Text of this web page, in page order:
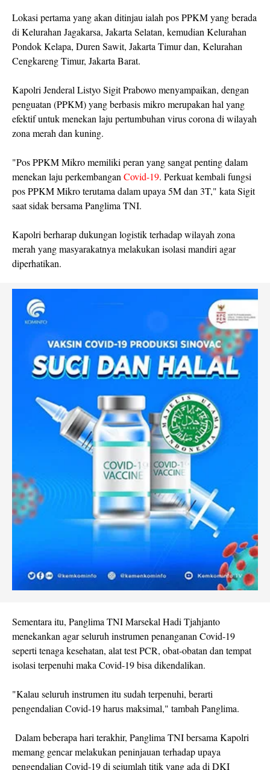
Lokasi pertama yang akan ditinjau ialah pos PPKM yang berada
di Kelurahan Jagakarsa, Jakarta Selatan, kemudian Kelurahan
Pondok Kelapa, Duren Sawit, Jakarta Timur dan, Kelurahan
Cengkareng Timur, Jakarta Barat.
Kapolri Jenderal Listyo Sigit Prabowo menyampaikan, dengan
penguatan (PPKM) yang berbasis mikro merupakan hal yang
efektif untuk menekan laju pertumbuhan virus corona di wilayah
zona merah dan kuning.
"Pos PPKM Mikro memiliki peran yang sangat penting dalam
menekan laju perkembangan Covid-19. Perkuat kembali fungsi
pos PPKM Mikro terutama dalam upaya 5M dan 3T," kata Sigit
saat sidak bersama Panglima TNI.
Kapolri berharap dukungan logistik terhadap wilayah zona
merah yang masyarakatnya melakukan isolasi mandiri agar
diperhatikan.
Sementara itu, Panglima TNI Marsekal Hadi Tjahjanto
menekankan agar seluruh instrumen penanganan Covid-19
seperti tenaga kesehatan, alat test PCR, obat-obatan dan tempat
isolasi terpenuhi maka Covid-19 bisa dikendalikan.
"Kalau seluruh instrumen itu sudah terpenuhi, berarti
pengendalian Covid-19 harus maksimal," tambah Panglima.
Dalam beberapa hari terakhir, Panglima TNI bersama Kapolri
memang gencar melakukan peninjauan terhadap upaya
pengendalian Covid-19 di sejumlah titik yang ada di DKI